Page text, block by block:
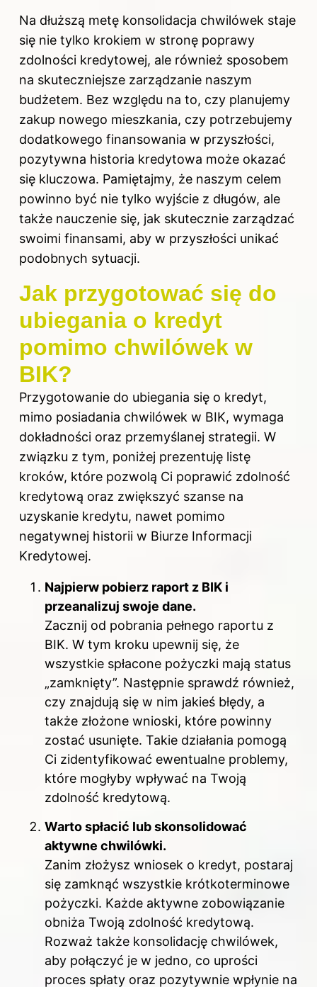
Na dłuższą metę konsolidacja chwilówek staje
się nie tylko krokiem w stronę poprawy
zdolności kredytowej, ale również sposobem
na skuteczniejsze zarządzanie naszym
budżetem. Bez względu na to, czy planujemy
zakup nowego mieszkania, czy potrzebujemy
dodatkowego finansowania w przyszłości,
pozytywna historia kredytowa może okazać
się kluczowa. Pamiętajmy, że naszym celem
powinno być nie tylko wyjście z długów, ale
także nauczenie się, jak skutecznie zarządzać
swoimi finansami, aby w przyszłości unikać
podobnych sytuacji.
Jak przygotować się do
ubiegania o kredyt
pomimo chwilówek w
BIK?
Przygotowanie do ubiegania się o kredyt,
mimo posiadania chwilówek w BIK, wymaga
dokładności oraz przemyślanej strategii. W
związku z tym, poniżej prezentuję listę
kroków, które pozwolą Ci poprawić zdolność
kredytową oraz zwiększyć szanse na
uzyskanie kredytu, nawet pomimo
negatywnej historii w Biurze Informacji
Kredytowej.
Najpierw pobierz raport z BIK i
przeanalizuj swoje dane.
Zacznij od pobrania pełnego raportu z
BIK. W tym kroku upewnij się, że
wszystkie spłacone pożyczki mają status
„zamknięty”. Następnie sprawdź również,
czy znajdują się w nim jakieś błędy, a
także złożone wnioski, które powinny
zostać usunięte. Takie działania pomogą
Ci zidentyfikować ewentualne problemy,
które mogłyby wpływać na Twoją
zdolność kredytową.
Warto spłacić lub skonsolidować
aktywne chwilówki.
Zanim złożysz wniosek o kredyt, postaraj
się zamknąć wszystkie krótkoterminowe
pożyczki. Każde aktywne zobowiązanie
obniża Twoją zdolność kredytową.
Rozważ także konsolidację chwilówek,
aby połączyć je w jedno, co uprości
proces spłaty oraz pozytywnie wpłynie na